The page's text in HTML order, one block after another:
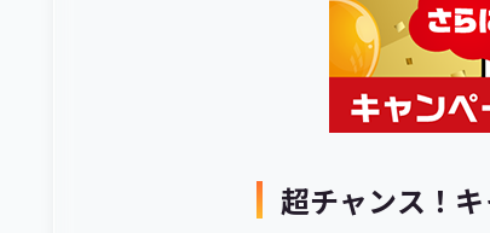
超チャンス！